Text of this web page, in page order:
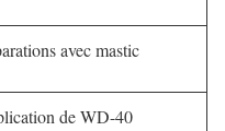
avec mastic
de WD-40